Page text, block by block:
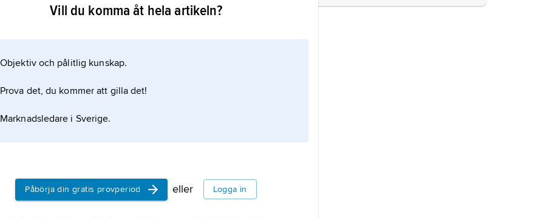
1988 för sin stilblandning med friska lån
och med flätad näversits eller älgskinnssits
bl.a. det gullackerade
Vill du komma åt hela artikeln?
Objektiv och pålitlig kunskap.
Prova det, du kommer att gilla det!
Marknadsledare i Sverige.
Påbörja din gratis provperiod eller Logga in